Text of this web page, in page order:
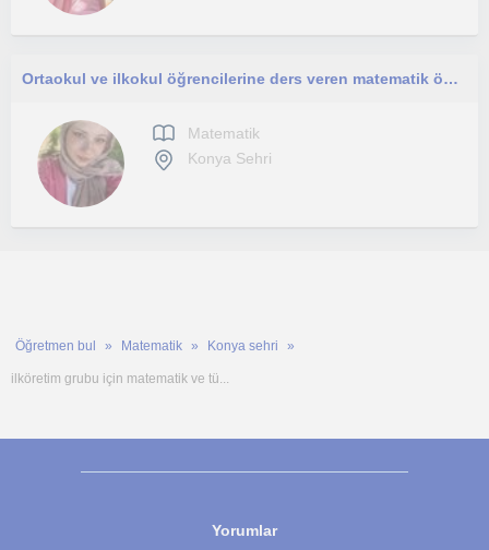
Ortaokul ve ilkokul öğrencilerine ders veren matematik öğretmeni
Matematik
Konya Sehri
Öğretmen bul Matematik Konya sehri
ilköretim grubu için matematik ve tü...
Yorumlar